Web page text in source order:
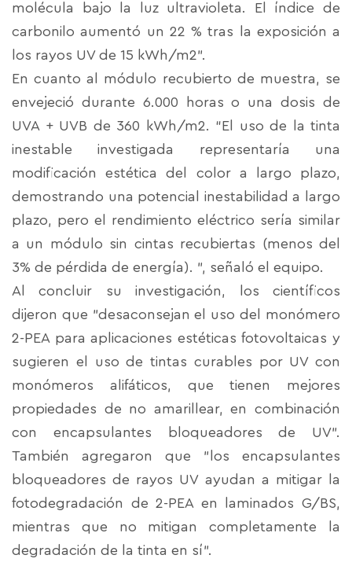
molécula bajo la luz ultravioleta. El índice de
carbonilo aumentó un 22 % tras la exposición a
los rayos UV de 15 kWh/m2”.
En cuanto al módulo recubierto de muestra, se
envejeció durante 6.000 horas o una dosis de
UVA + UVB de 360 kWh/m2. “El uso de la tinta
inestable investigada representaría una
modificación estética del color a largo plazo,
demostrando una potencial inestabilidad a largo
plazo, pero el rendimiento eléctrico sería similar
a un módulo sin cintas recubiertas (menos del
3% de pérdida de energía). ”, señaló el equipo.
Al concluir su investigación, los científicos
dijeron que "desaconsejan el uso del monómero
2-PEA para aplicaciones estéticas fotovoltaicas y
sugieren el uso de tintas curables por UV con
monómeros alifáticos, que tienen mejores
propiedades de no amarillear, en combinación
con encapsulantes bloqueadores de UV".
También agregaron que "los encapsulantes
bloqueadores de rayos UV ayudan a mitigar la
fotodegradación de 2-PEA en laminados G/BS,
mientras que no mitigan completamente la
degradación de la tinta en sí".